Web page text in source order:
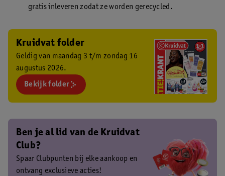
gratis inleveren zodat ze worden gerecycled.
Kruidvat folder
Geldig van maandag 3 t/m zondag 16
augustus 2026.
Bekijk folder
Ben je al lid van de Kruidvat
Club?
Spaar Clubpunten bij elke aankoop en
ontvang exclusieve acties!